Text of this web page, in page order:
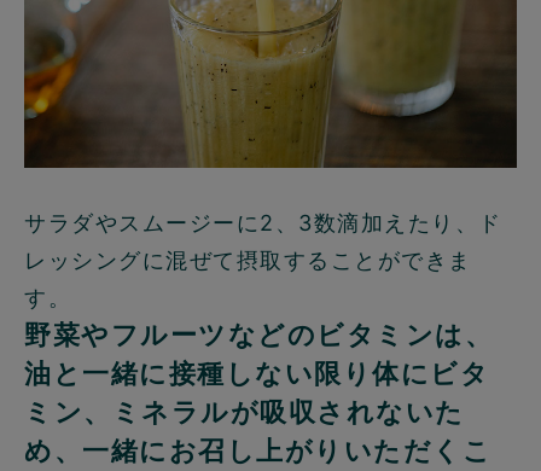
サラダやスムージーに2、3数滴加えたり、ド
レッシングに混ぜて摂取することができま
す。
野菜やフルーツなどのビタミンは、
油と一緒に接種しない限り体にビタ
ミン、ミネラルが吸収されないた
め、一緒にお召し上がりいただくこ